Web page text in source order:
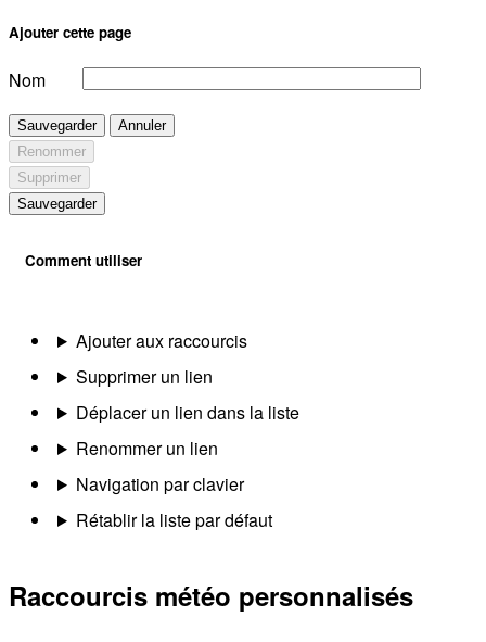
Ajouter cette page
Nom
Sauvegarder
Annuler
Renommer
Supprimer
Sauvegarder
Comment utiliser
Ajouter aux raccourcis
Supprimer un lien
Déplacer un lien dans la liste
Renommer un lien
Navigation par clavier
Rétablir la liste par défaut
Raccourcis météo personnalisés